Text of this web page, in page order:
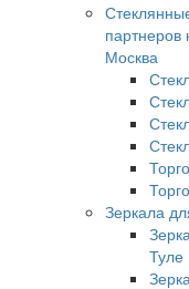
партнеров
Москва
Зеркала
Туле